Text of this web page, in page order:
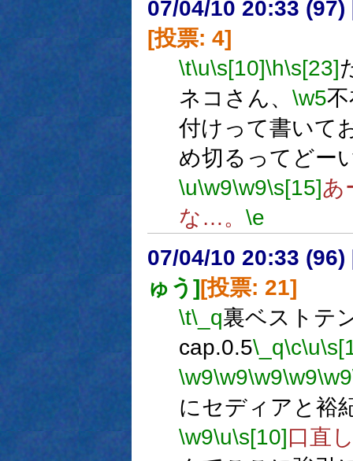
07/04/10 20:33 (97)
[投票: 4]
\t\u\s[10]\h\s[23]
ネコさん、 \w5
付けって書いて
め切るってどー
\u\w9\w9\s[15]あ
な…。 \e
07/04/10 20:33 (96)
ゅう][投票: 21]
\t\_q裏ベストテ
cap.0.5\_q\c\u
\w9\w9\w9\w9\w9
にセディアと裕
\w9\u\s[10]口直